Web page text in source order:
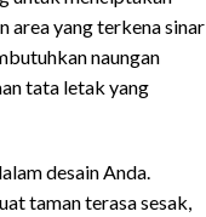
area yang terkena sinar
naungan
tata letak yang
desain Anda.
taman terasa sesak,